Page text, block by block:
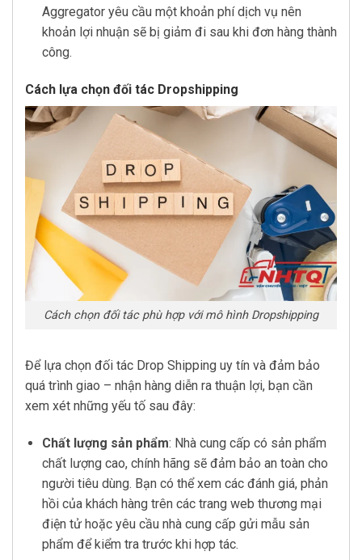
Aggregator yêu cầu một khoản phí dịch vụ nên
khoản lợi nhuận sẽ bị giảm đi sau khi đơn hàng thành
công.
Cách lựa chọn đối tác Dropshipping
Cách chọn đối tác phù hợp với mô hình Dropshipping
Để lựa chọn đối tác Drop Shipping uy tín và đảm bảo
quá trình giao – nhận hàng diễn ra thuận lợi, bạn cần
xem xét những yếu tố sau đây:
Chất lượng sản phẩm: Nhà cung cấp có sản phẩm
chất lượng cao, chính hãng sẽ đảm bảo an toàn cho
người tiêu dùng. Bạn có thể xem các đánh giá, phản
hồi của khách hàng trên các trang web thương mại
điện tử hoặc yêu cầu nhà cung cấp gửi mẫu sản
phẩm để kiểm tra trước khi hợp tác.